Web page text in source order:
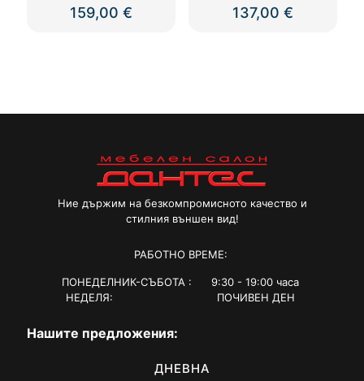
159,00€ 137,00 €
Ние държим на безкомпромисното качество и
стилния външен вид!
РАБОТНО ВРЕМЕ:
ПОНЕДЕЛНИК-СЪБОТА : 9:30 - 19:00 часа
НЕДЕЛЯ: ПОЧИВЕН ДЕН
Нашите предложения:
ДНЕВНА